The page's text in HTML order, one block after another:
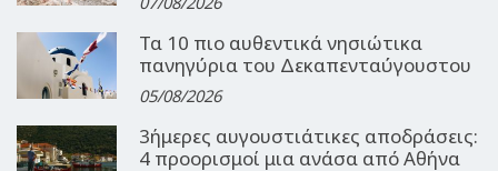
Τα 10 πιο αυθεντικά νησιώτικα
πανηγύρια του Δεκαπενταύγουστου
05/08/2026
3ήμερες αυγουστιάτικες αποδράσεις:
4 προορισμοί μια ανάσα από Αθήνα